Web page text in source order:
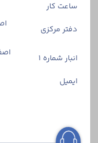
ساعت کار
دفتر مرکزی
انبار شماره 1
ایمیل